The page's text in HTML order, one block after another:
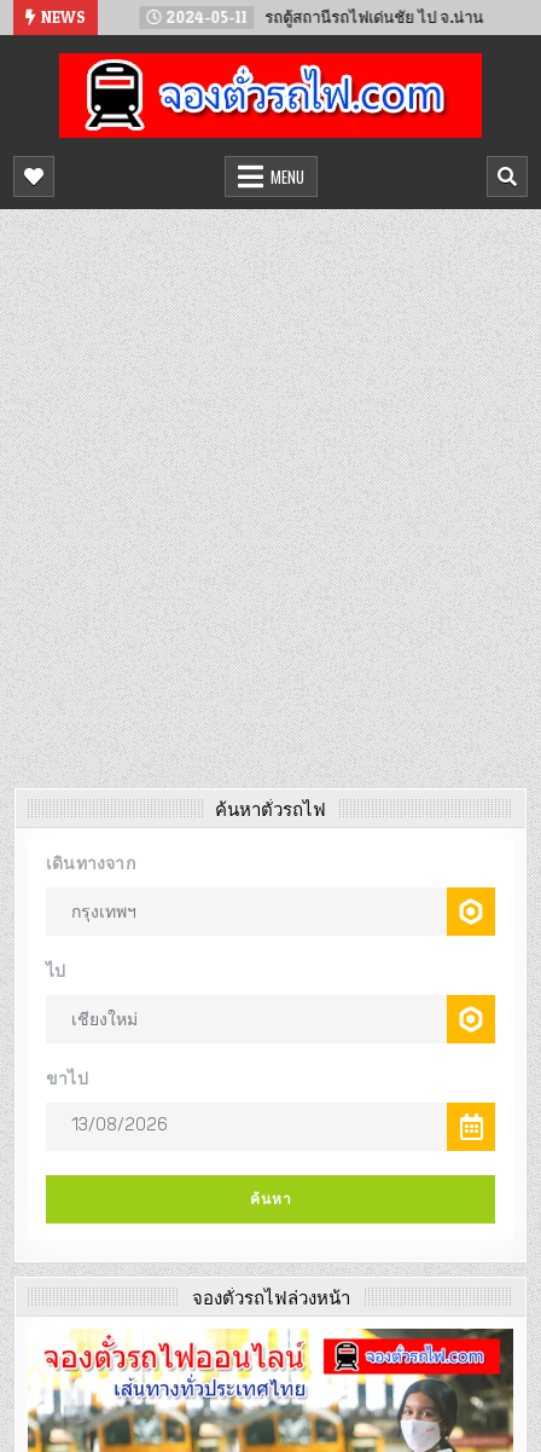
Skip NEWS
นทน์ 2024-05-11 รถตู้สถานีรถไฟเด่นชัย ไป จ.น่าน
จองตั๋วรถไฟออนไลน์
จำหน่ายตั๋วรถไฟล่วงหน้า จองได้ 24 ชั่วโมง
MENU
ค้นหาตั๋วรถไฟ
จองตั๋วรถไฟล่วงหน้า